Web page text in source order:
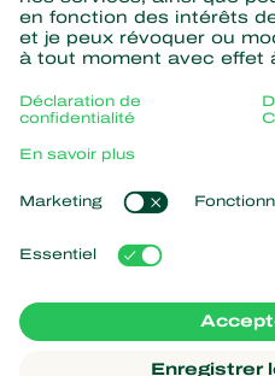
La nature pour partenaire
Acariens Prédateurs
Parasitoïdes
Nématodes
Micro-organismes bénéfiques
Protection des cultures
À propos de Koppert
Actualités & informations
Formations Koppert
Travailler chez Koppert
Contact
Liens populaires
Retour d’expérience
Koppert Global
Gérer les cookies